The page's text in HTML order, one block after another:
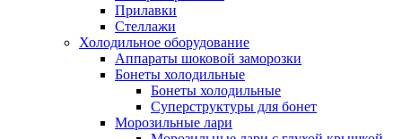
Прилавки
Стеллажи
Холодильное оборудование
Аппараты шоковой заморозки
Бонеты холодильные
Бонеты холодильные
Суперструктуры для бонет
Морозильные лари